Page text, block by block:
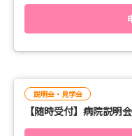
・お申込み内容の確認
【連絡先・問合せ先】
津軽保健生活協同組
電話：090-4556-3962（
※LINEで電話番号検索
ウントあります。そちら
特に見学をしたい部署
ますので、事前にお知ら
【見学対応可能時間】
月曜日～金曜日（祝日
10:00～16:00（最終見
説明会・見学会
【随時受付】病院説明会